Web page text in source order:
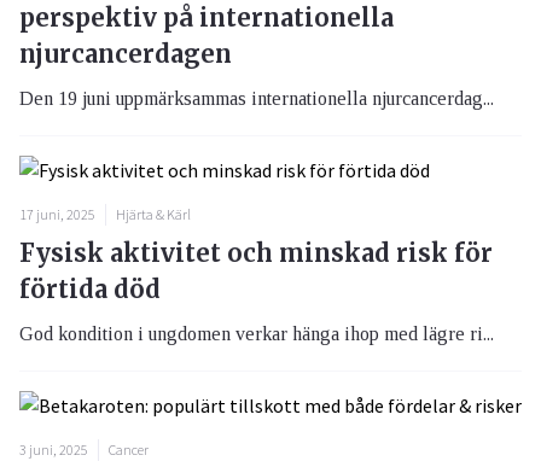
perspektiv på internationella
njurcancerdagen
Den 19 juni uppmärksammas internationella njurcancerdag...
17 juni, 2025 Hjärta & Kärl
Fysisk aktivitet och minskad risk för
förtida död
God kondition i ungdomen verkar hänga ihop med lägre ri...
3 juni, 2025 Cancer